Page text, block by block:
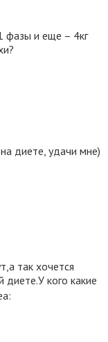
фазы и еще – 4кг
диете, удачи мне)
так хочется
кого какие